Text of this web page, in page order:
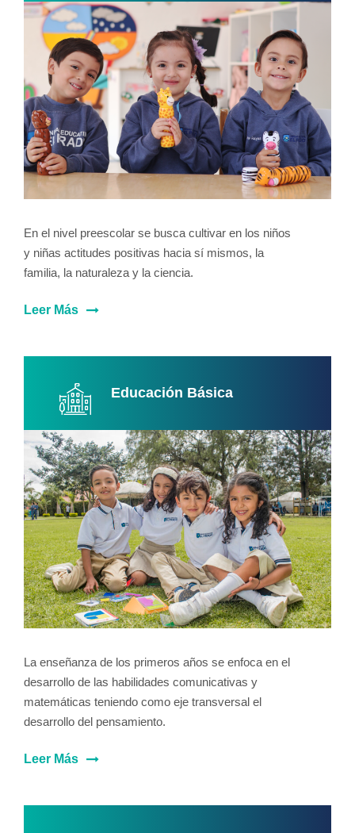
En el nivel preescolar se busca cultivar en los niños
y niñas actitudes positivas hacia sí mismos, la
familia, la naturaleza y la ciencia.
Leer Más
Educación Básica
La enseñanza de los primeros años se enfoca en el
desarrollo de las habilidades comunicativas y
matemáticas teniendo como eje transversal el
desarrollo del pensamiento.
Leer Más